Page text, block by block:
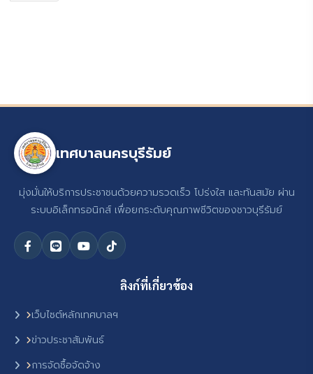
เทศบาลนครบุรีรัมย์
มุ่งมั่นให้บริการประชาชนด้วยความรวดเร็ว โปร่งใส และทันสมัย ผ่าน
ระบบอิเล็กทรอนิกส์ เพื่อยกระดับคุณภาพชีวิตของชาวบุรีรัมย์
ลิงก์ที่เกี่ยวข้อง
เว็บไซต์หลักเทศบาลฯ
ข่าวประชาสัมพันธ์
การจัดซื้อจัดจ้าง